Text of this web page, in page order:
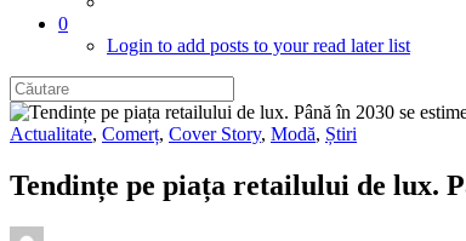
0
Login to add posts to your read later list
Actualitate, Comerț, Cover Story, Modă, Știri
Tendințe pe piața retailului de lux.